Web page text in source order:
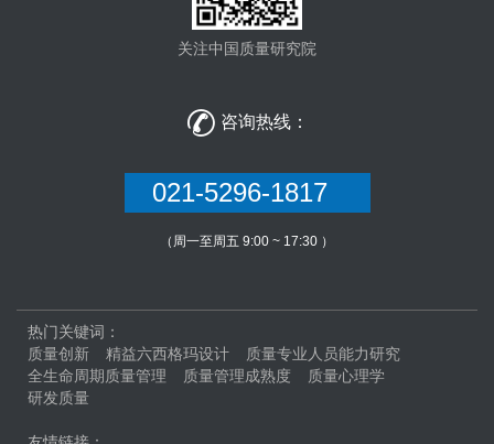
关注中国质量研究院
 咨询热线：
021-5296-1817
（周一至周五 9:00 ~ 17:30 ）
热门关键词：
质量创新
精益六西格玛设计
质量专业人员能力研究
全生命周期质量管理
质量管理成熟度
质量心理学
研发质量